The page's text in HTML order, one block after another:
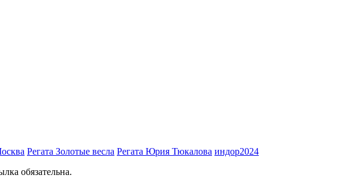
Регата Золотые весла Регата Юрия Тюкалова индор2024
обязательна.